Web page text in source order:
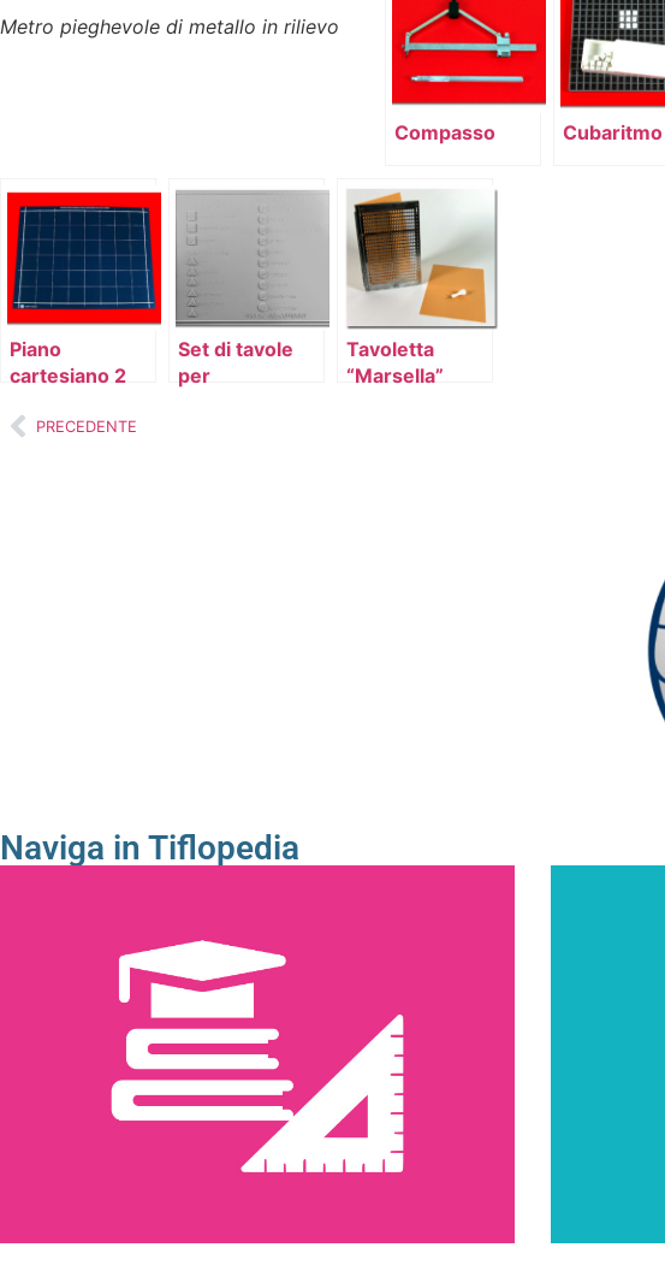
Metro pieghevole di metallo in rilievo
Compasso Cubaritmo
Piano
cartesiano 2
Set di tavole
per
Tavoletta
“Marsella”
PRECEDENTE
Naviga in Tiflopedia